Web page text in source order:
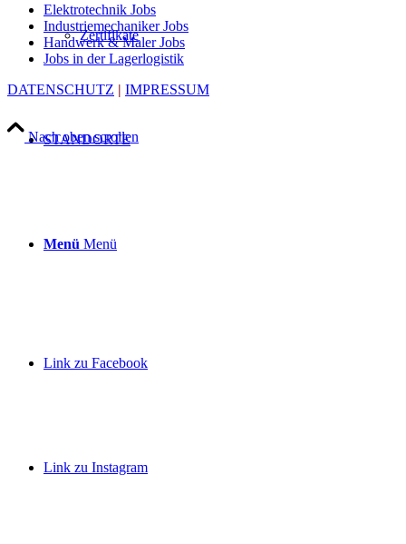
Zertifikate
STANDORTE
Menü Menü
Link zu Facebook
Link zu Instagram
Elektrotechnik Jobs
Industriemechaniker Jobs
Handwerk & Maler Jobs
Jobs in der Lagerlogistik
DATENSCHUTZ | IMPRESSUM
Nach oben scrollen